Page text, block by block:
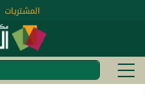
المشتريات